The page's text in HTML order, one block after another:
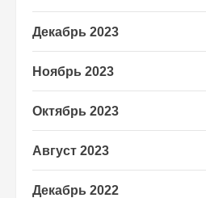
Декабрь 2023
Ноябрь 2023
Октябрь 2023
Август 2023
Декабрь 2022